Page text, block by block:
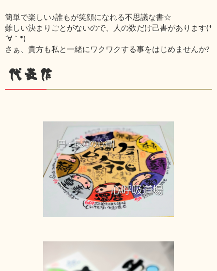
簡単で楽しい♪誰もが笑顔になれる不思議な書☆
難しい決まりごとがないので、人の数だけ己書があります(*
´∀｀*)
さぁ、貴方も私と一緒にワクワクする事をはじめませんか?
代表作